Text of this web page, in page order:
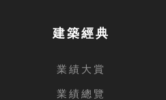
建築經典
業績大賞
業績總覽